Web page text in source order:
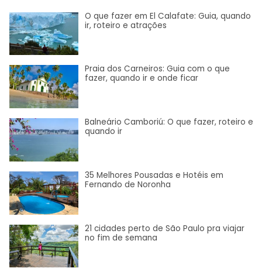
O que fazer em El Calafate: Guia, quando
ir, roteiro e atrações
Praia dos Carneiros: Guia com o que
fazer, quando ir e onde ficar
Balneário Camboriú: O que fazer, roteiro e
quando ir
35 Melhores Pousadas e Hotéis em
Fernando de Noronha
21 cidades perto de São Paulo pra viajar
no fim de semana